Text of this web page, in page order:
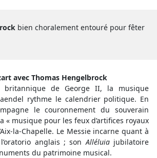
bien choralement entouré pour fêter
avec Thomas Hengelbrock
britannique de George II, la musique
rythme le calendrier politique. En
le couronnement du souverain
« musique pour les feux d’artifices royaux
la-Chapelle. Le Messie incarne quant à
anglais ; sonAlléluia jubilatoire
du patrimoine musical.